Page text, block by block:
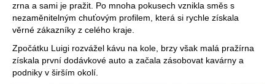
zrna a sami je pražit. Po mnoha pokusech vznikla směs s
nezaměnitelným chuťovým profilem, která si rychle získala
věrné zákazníky z celého kraje.
Zpočátku Luigi rozvážel kávu na kole, brzy však malá pražírna
získala první dodávkové auto a začala zásobovat kavárny a
podniky v širším okolí.
D
o
p